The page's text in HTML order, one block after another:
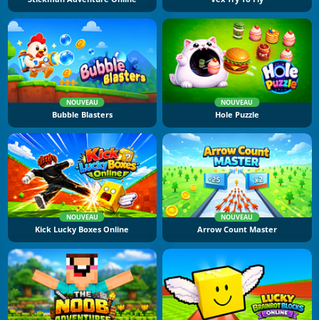
NOUVEAU
Bubble Blasters
NOUVEAU
Hole Puzzle
NOUVEAU
Kick Lucky Boxes Online
NOUVEAU
Arrow Count Master